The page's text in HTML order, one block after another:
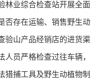
林业综合检查站开展全面
否存在运输、销售野生动
验山产品经销店的进货渠
员严格检查过往车辆，
猎捕工具及野生动植物制